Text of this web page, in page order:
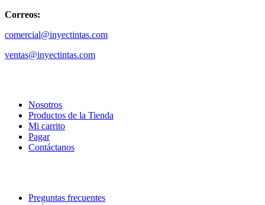
Correos:
comercial@inyectintas.com
ventas@inyectintas.com
Nosotros
Productos de la Tienda
Mi carrito
Pagar
Contáctanos
Preguntas frecuentes